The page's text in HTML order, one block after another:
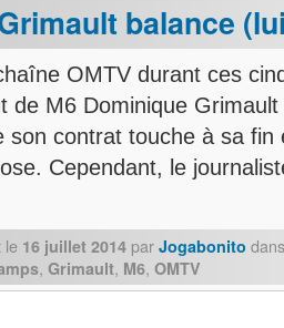
balance
OMTV durant ces
de M6 Dominique
son contrat touche à sa fin
Cependant, le
le 16 juillet 2014 par Jogabonito dans
, Grimault, M6, OMTV